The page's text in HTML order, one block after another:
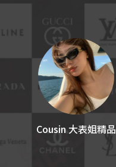
Cousin 大表姐精品